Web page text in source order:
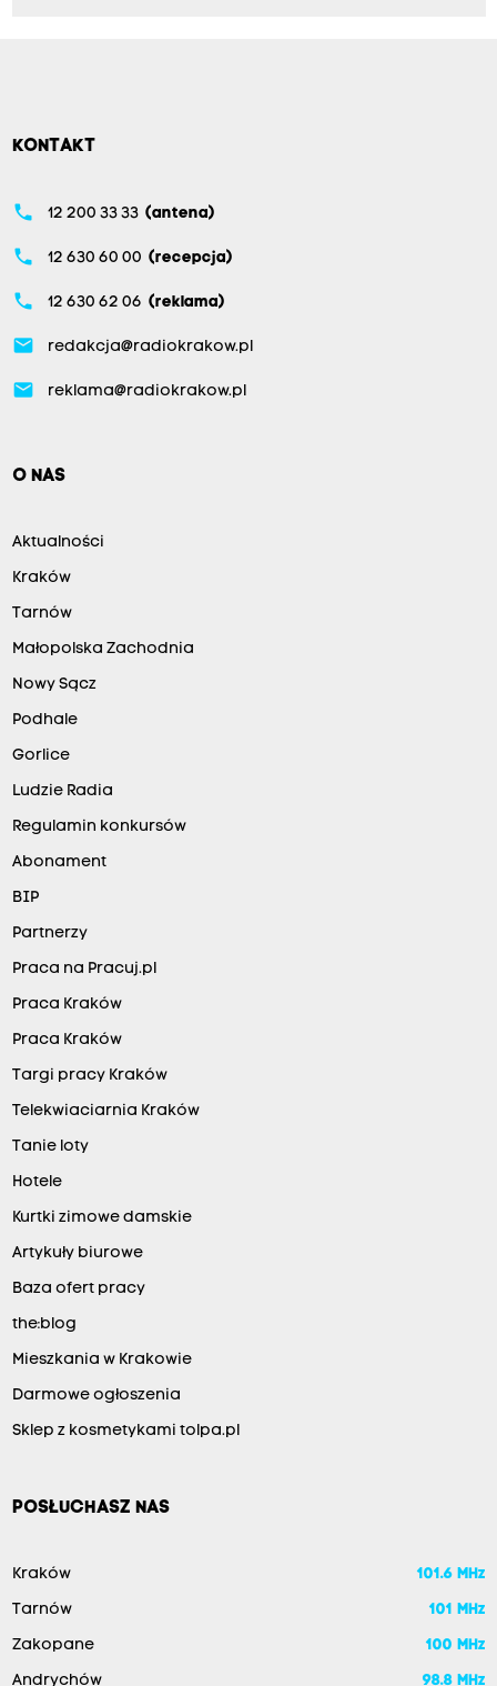
KONTAKT
phone 12 200 33 33 (antena)
phone 12 630 60 00 (recepcja)
phone 12 630 62 06 (reklama)
email redakcja@radiokrakow.pl
email reklama@radiokrakow.pl
O NAS
Aktualności
Kraków
Tarnów
Małopolska Zachodnia
Nowy Sącz
Podhale
Gorlice
Ludzie Radia
Regulamin konkursów
Abonament
BIP
Partnerzy
Praca na Pracuj.pl
Praca Kraków
Praca Kraków
Targi pracy Kraków
Telekwiaciarnia Kraków
Tanie loty
Hotele
Kurtki zimowe damskie
Artykuły biurowe
Baza ofert pracy
the:blog
Mieszkania w Krakowie
Darmowe ogłoszenia
Sklep z kosmetykami tolpa.pl
POSŁUCHASZ NAS
Kraków 101.6 MHz
Tarnów 101 MHz
Zakopane 100 MHz
Andrychów 98.8 MHz